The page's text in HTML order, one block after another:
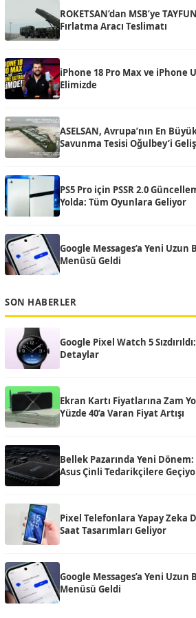
ROKETSAN’dan MSB’ye TAYFUN
Fırlatma Aracı Teslimatı
iPhone 18 Pro Max ve iPhone
Elimizde
ASELSAN, Avrupa’nın En
Savunma Tesisi Oğulbey’i
PS5 Pro için PSSR 2.0
Yolda: Tüm Oyunlara Geliyor
Google Messages’a Yeni Uzun
Menüsü Geldi
SON HABERLER
Google Pixel Watch 5
Detaylar
Ekran Kartı Fiyatlarına Zam
Yüzde 40’a Varan Fiyat Artışı
Bellek Pazarında Yeni Dönem:
Asus Çinli Tedarikçilere
Pixel Telefonlara Yapay Zeka
Saat Tasarımları Geliyor
Google Messages’a Yeni Uzun
Menüsü Geldi